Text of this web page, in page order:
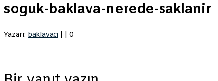
soguk-baklava-nerede-saklanir
Yazarı: baklavaci 0